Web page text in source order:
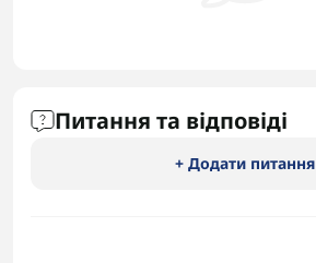
Питання та відповіді
+ Додати питання